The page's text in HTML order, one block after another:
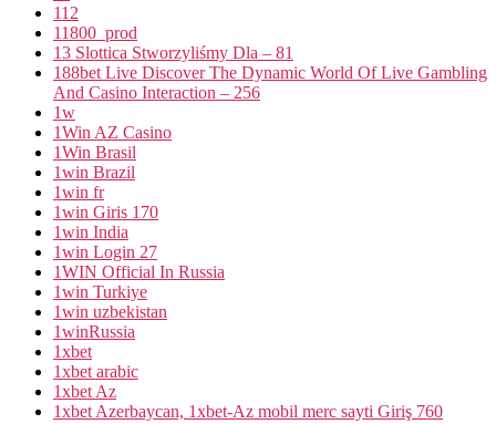
112
11800_prod
13 Slottica Stworzyliśmy Dla – 81
188bet Live Discover The Dynamic World Of Live Gambling
And Casino Interaction – 256
1w
1Win AZ Casino
1Win Brasil
1win Brazil
1win fr
1win Giris 170
1win India
1win Login 27
1WIN Official In Russia
1win Turkiye
1win uzbekistan
1winRussia
1xbet
1xbet arabic
1xbet Az
1xbet Azerbaycan, 1xbet-Az mobil merc sayti Giriş 760